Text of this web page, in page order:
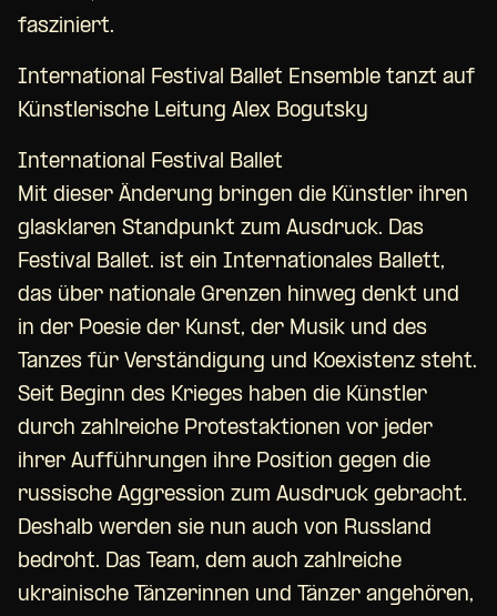
fasziniert.
International Festival Ballet Ensemble tanzt auf
Künstlerische Leitung Alex Bogutsky
International Festival Ballet
Mit dieser Änderung bringen die Künstler ihren
glasklaren Standpunkt zum Ausdruck. Das
Festival Ballet. ist ein Internationales Ballett,
das über nationale Grenzen hinweg denkt und
in der Poesie der Kunst, der Musik und des
Tanzes für Verständigung und Koexistenz steht.
Seit Beginn des Krieges haben die Künstler
durch zahlreiche Protestaktionen vor jeder
ihrer Aufführungen ihre Position gegen die
russische Aggression zum Ausdruck gebracht.
Deshalb werden sie nun auch von Russland
bedroht. Das Team, dem auch zahlreiche
ukrainische Tänzerinnen und Tänzer angehören,